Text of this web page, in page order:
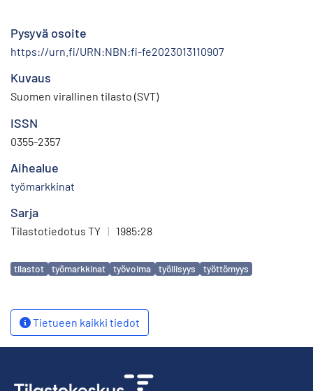
Pysyvä osoite
https://urn.fi/URN:NBN:fi-fe2023013110907
Kuvaus
Suomen virallinen tilasto (SVT)
ISSN
0355-2357
Aihealue
työmarkkinat
Sarja
Tilastotiedotus TY | 1985:28
Avainsanat
tilastot työmarkkinat työvoima työllisyys työttömyys
Tietueen kaikki tiedot